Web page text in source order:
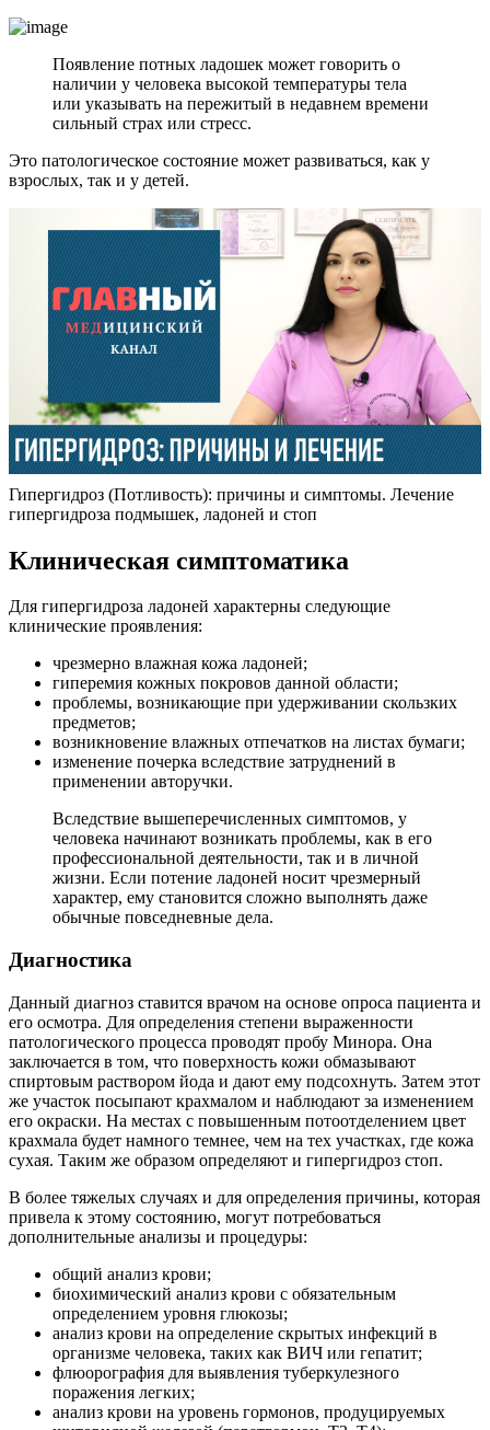
Появление потных ладошек может говорить о
наличии у человека высокой температуры тела
или указывать на пережитый в недавнем времени
сильный страх или стресс.
Это патологическое состояние может развиваться, как у
взрослых, так и у детей.
Гипергидроз (Потливость): причины и симптомы. Лечение
гипергидроза подмышек, ладоней и стоп
Клиническая симптоматика
Для гипергидроза ладоней характерны следующие
клинические проявления:
чрезмерно влажная кожа ладоней;
гиперемия кожных покровов данной области;
проблемы, возникающие при удерживании скользких
предметов;
возникновение влажных отпечатков на листах бумаги;
изменение почерка вследствие затруднений в
применении авторучки.
Вследствие вышеперечисленных симптомов, у
человека начинают возникать проблемы, как в его
профессиональной деятельности, так и в личной
жизни. Если потение ладоней носит чрезмерный
характер, ему становится сложно выполнять даже
обычные повседневные дела.
Диагностика
Данный диагноз ставится врачом на основе опроса пациента и
его осмотра. Для определения степени выраженности
патологического процесса проводят пробу Минора. Она
заключается в том, что поверхность кожи обмазывают
спиртовым раствором йода и дают ему подсохнуть. Затем этот
же участок посыпают крахмалом и наблюдают за изменением
его окраски. На местах с повышенным потоотделением цвет
крахмала будет намного темнее, чем на тех участках, где кожа
сухая. Таким же образом определяют и гипергидроз стоп.
В более тяжелых случаях и для определения причины, которая
привела к этому состоянию, могут потребоваться
дополнительные анализы и процедуры:
общий анализ крови;
биохимический анализ крови с обязательным
определением уровня глюкозы;
анализ крови на определение скрытых инфекций в
организме человека, таких как ВИЧ или гепатит;
флюорография для выявления туберкулезного
поражения легких;
анализ крови на уровень гормонов, продуцируемых